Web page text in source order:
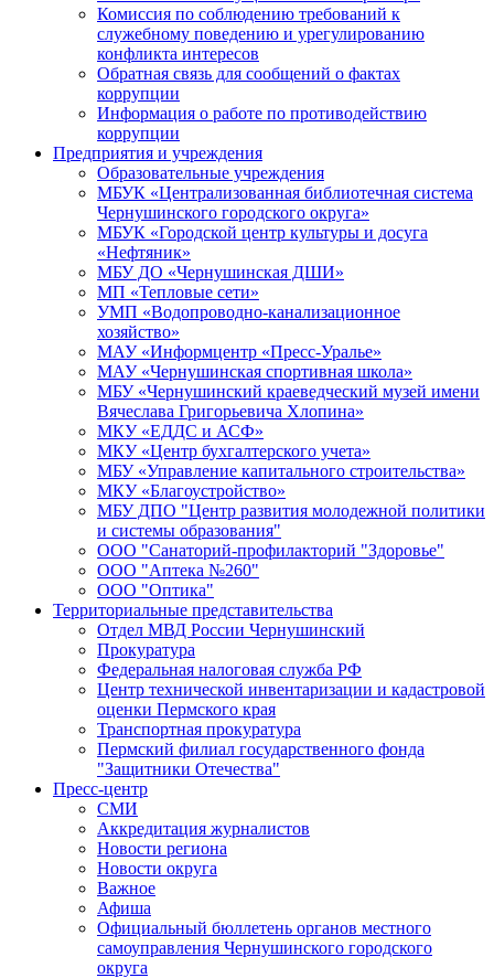
Комиссия по соблюдению требований к
служебному поведению и урегулированию
конфликта интересов
Обратная связь для сообщений о фактах
коррупции
Информация о работе по противодействию
коррупции
Предприятия и учреждения
Образовательные учреждения
МБУК «Централизованная библиотечная система
Чернушинского городского округа»
МБУК «Городской центр культуры и досуга
«Нефтяник»
МБУ ДО «Чернушинская ДШИ»
МП «Тепловые сети»
УМП «Водопроводно-канализационное
хозяйство»
МАУ «Информцентр «Пресс-Уралье»
МАУ «Чернушинская спортивная школа»
МБУ «Чернушинский краеведческий музей имени
Вячеслава Григорьевича Хлопина»
МКУ «ЕДДС и АСФ»
МКУ «Центр бухгалтерского учета»
МБУ «Управление капитального строительства»
МКУ «Благоустройство»
МБУ ДПО "Центр развития молодежной политики
и системы образования"
ООО "Санаторий-профилакторий "Здоровье"
ООО "Аптека №260"
ООО "Оптика"
Территориальные представительства
Отдел МВД России Чернушинский
Прокуратура
Федеральная налоговая служба РФ
Центр технической инвентаризации и кадастровой
оценки Пермского края
Транспортная прокуратура
Пермский филиал государственного фонда
"Защитники Отечества"
Пресс-центр
СМИ
Аккредитация журналистов
Новости региона
Новости округа
Важное
Афиша
Официальный бюллетень органов местного
самоуправления Чернушинского городского
округа